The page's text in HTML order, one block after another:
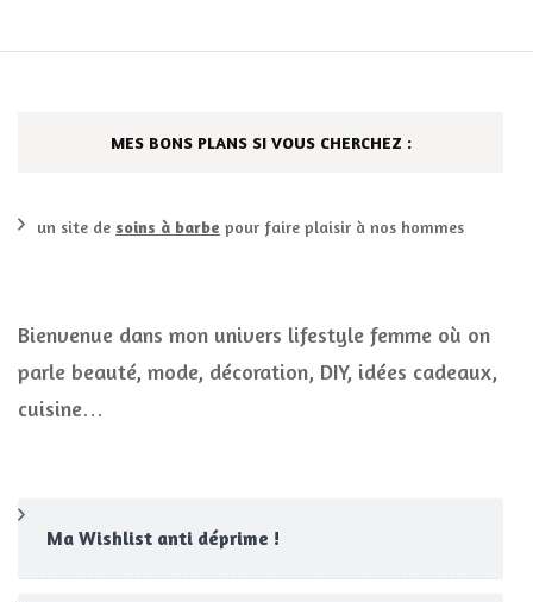
MES BONS PLANS SI VOUS CHERCHEZ :
un site de soins à barbe pour faire plaisir à nos hommes
Bienvenue dans mon univers lifestyle femme où on
parle beauté, mode, décoration, DIY, idées cadeaux,
cuisine…
Ma Wishlist anti déprime !